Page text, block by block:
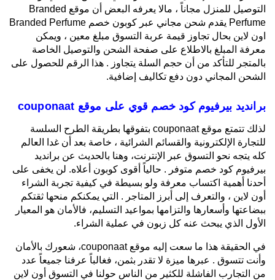
التوصيل للمنزل مجاناً ، مالا يعرفه البعض أن موقع Branded
Perfume يقدم شحن مجاني عبر كوبون خصم Branded Perfume
اون لاين بحال تجاوز قيمة عربة التسوق مبلغ معين ، ويمكن
معرفة المبلغ بالاطلاع على صفحة الشحن والتوصيل الخاصة
بالمتجر للتأكد من أن حجم السلة يتجاوز . هذا الرقم للحصول على
الشحن المجاني دون دفع تكاليف إضافية.
برانديد بيرفيوم كود خصم قوي على موقع couponaat
لذلك تتمتع موقع couponaat بتفوقها بطريقة الطرح السلسة
للتجارة الإلكترونية والقسائم الشرائية ، خاصة بعد أن غدا العالم
كله يتجه نحو التسوق عبر الإنترنت، وهنا بالحديث عن برانديد
بيرفيوم كود خصم متوفر . حالياً أقوى كوبون أعلاه. لن يخفى على
أحدنا أهمية اكتساب معرفة ولو بسيطة في كيفية تجربة الشراء
أون لاين ، والتعرف إلى أبرز المتاجر . التي يمكنكم منحها ثقتكم
ببضاعتها وأسعارها والتزامها بمواعيد التسليم، فالأمان هو المعيار
الأول الذي يبحث عنه كل زبون في عملية الشراء.
في الحقيقة هذا ما سعت إليه موقع couponaat، شعورك بالأمان
وأنت تتسوق . عبرها ميزة لا تقدر بثمن، فغالباً عرفنا جميعاً عدد
من التجارب الفاشلة للكثير من الناس حولنا في التسوق أون لاين